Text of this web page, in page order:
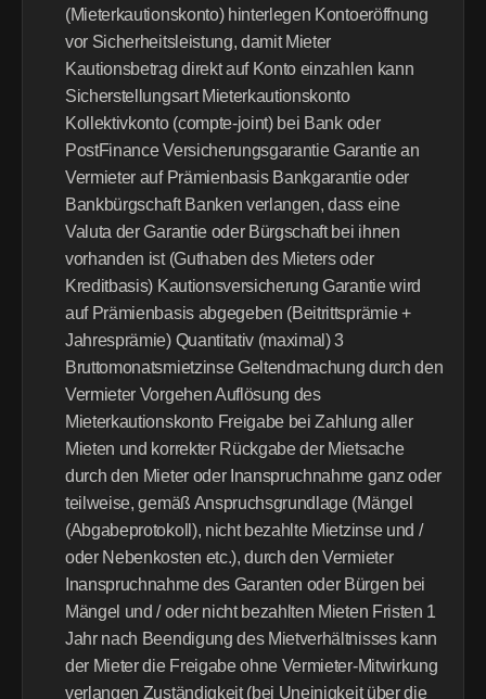
(Mieterkautionskonto) hinterlegen Kontoeröffnung
vor Sicherheitsleistung, damit Mieter
Kautionsbetrag direkt auf Konto einzahlen kann
Sicherstellungsart Mieterkautionskonto
Kollektivkonto (compte-joint) bei Bank oder
PostFinance Versicherungsgarantie Garantie an
Vermieter auf Prämienbasis Bankgarantie oder
Bankbürgschaft Banken verlangen, dass eine
Valuta der Garantie oder Bürgschaft bei ihnen
vorhanden ist (Guthaben des Mieters oder
Kreditbasis) Kautionsversicherung Garantie wird
auf Prämienbasis abgegeben (Beitrittsprämie +
Jahresprämie) Quantitativ (maximal) 3
Bruttomonatsmietzinse Geltendmachung durch den
Vermieter Vorgehen Auflösung des
Mieterkautionskonto Freigabe bei Zahlung aller
Mieten und korrekter Rückgabe der Mietsache
durch den Mieter oder Inanspruchnahme ganz oder
teilweise, gemäß Anspruchsgrundlage (Mängel
(Abgabeprotokoll), nicht bezahlte Mietzinse und /
oder Nebenkosten etc.), durch den Vermieter
Inanspruchnahme des Garanten oder Bürgen bei
Mängel und / oder nicht bezahlten Mieten Fristen 1
Jahr nach Beendigung des Mietverhältnisses kann
der Mieter die Freigabe ohne Vermieter-Mitwirkung
verlangen Zuständigkeit (bei Uneinigkeit über die